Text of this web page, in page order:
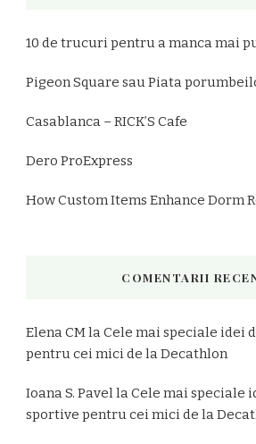
10 de trucuri pentru a manca mai
Pigeon Square sau Piata
Casablanca – RICK’S Cafe
Dero ProExpress
How Custom Items Enhance Dorm
COMENTARII
Elena CMla Cele mai speciale idei
pentru cei mici de la Decathlon
Ioana S. Pavel la Cele mai speciale
sportive pentru cei mici de la